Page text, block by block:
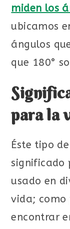
miden los
ubicamos
ángulos
que 180°
para la
Éste tipo de
significado
usado en
vida; como
encontrar